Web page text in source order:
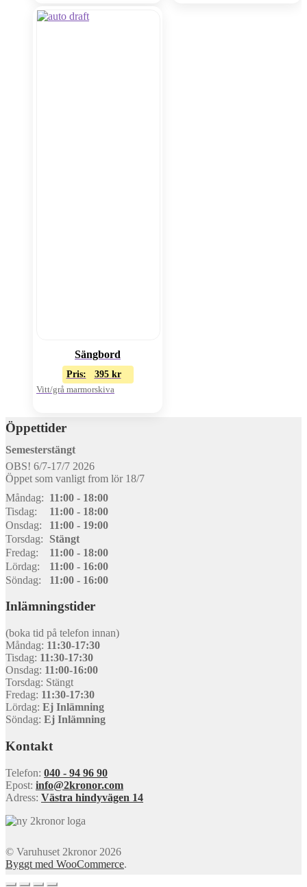
Sängbord
Pris: 395 kr
Vitt/grå marmorskiva
Öppettider
Semesterstängt
OBS! 6/7-17/7 2026
Öppet som vanligt from lör 18/7
Måndag: 11:00 - 18:00
Tisdag:
11:00 - 18:00
Onsdag:
11:00 - 19:00
Torsdag:
Stängt
Fredag:
11:00 - 18:00
Lördag:
11:00 - 16:00
Söndag:
11:00 - 16:00
Inlämningstider
(boka tid på telefon innan)
Måndag: 11:30-17:30
Tisdag: 11:30-17:30
Onsdag: 11:00-16:00
Torsdag: Stängt
Fredag: 11:30-17:30
Lördag: Ej Inlämning
Söndag: Ej Inlämning
Kontakt
Telefon: 040 - 94 96 90
Epost: info@2kronor.com
Adress: Västra hindyvägen 14
© Varuhuset 2kronor 2026
Byggt med WooCommerce.